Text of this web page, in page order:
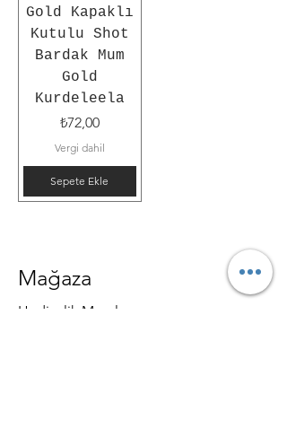
Gold Kapaklı
Kutulu Shot
Bardak Mum
Gold
Kurdeleela
Fiyat
₺72,00
Vergi dahil
Sepete Ekle
Mağaza
Hediyelik Mumlar